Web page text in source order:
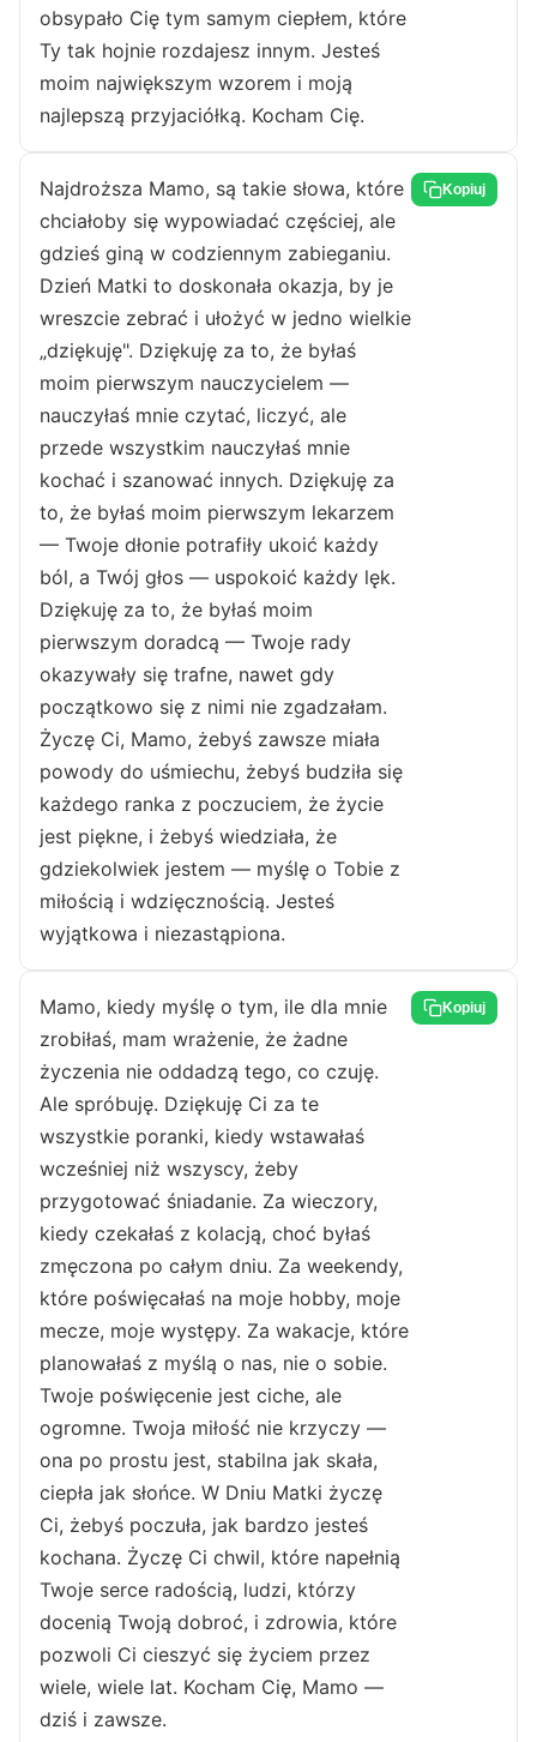
obsypało Cię tym samym ciepłem, które
Ty tak hojnie rozdajesz innym. Jesteś
moim największym wzorem i moją
najlepszą przyjaciółką. Kocham Cię.
Najdroższa Mamo, są takie słowa, które
chciałoby się wypowiadać częściej, ale
gdzieś giną w codziennym zabieganiu.
Dzień Matki to doskonała okazja, by je
wreszcie zebrać i ułożyć w jedno wielkie
„dziękuję". Dziękuję za to, że byłaś
moim pierwszym nauczycielem —
nauczyłaś mnie czytać, liczyć, ale
przede wszystkim nauczyłaś mnie
kochać i szanować innych. Dziękuję za
to, że byłaś moim pierwszym lekarzem
— Twoje dłonie potrafiły ukoić każdy
ból, a Twój głos — uspokoić każdy lęk.
Dziękuję za to, że byłaś moim
pierwszym doradcą — Twoje rady
okazywały się trafne, nawet gdy
początkowo się z nimi nie zgadzałam.
Życzę Ci, Mamo, żebyś zawsze miała
powody do uśmiechu, żebyś budziła się
każdego ranka z poczuciem, że życie
jest piękne, i żebyś wiedziała, że
gdziekolwiek jestem — myślę o Tobie z
miłością i wdzięcznością. Jesteś
wyjątkowa i niezastąpiona.
Kopiuj
Mamo, kiedy myślę o tym, ile dla mnie
zrobiłaś, mam wrażenie, że żadne
życzenia nie oddadzą tego, co czuję.
Ale spróbuję. Dziękuję Ci za te
wszystkie poranki, kiedy wstawałaś
wcześniej niż wszyscy, żeby
przygotować śniadanie. Za wieczory,
kiedy czekałaś z kolacją, choć byłaś
zmęczona po całym dniu. Za weekendy,
które poświęcałaś na moje hobby, moje
mecze, moje występy. Za wakacje, które
planowałaś z myślą o nas, nie o sobie.
Twoje poświęcenie jest ciche, ale
ogromne. Twoja miłość nie krzyczy —
ona po prostu jest, stabilna jak skała,
ciepła jak słońce. W Dniu Matki życzę
Ci, żebyś poczuła, jak bardzo jesteś
kochana. Życzę Ci chwil, które napełnią
Twoje serce radością, ludzi, którzy
docenią Twoją dobroć, i zdrowia, które
pozwoli Ci cieszyć się życiem przez
wiele, wiele lat. Kocham Cię, Mamo —
dziś i zawsze.
Kopiuj